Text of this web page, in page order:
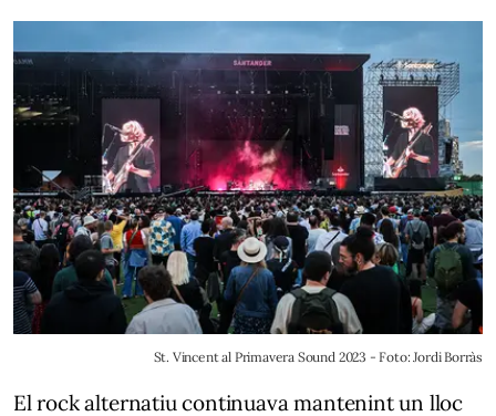
St. Vincent al Primavera Sound 2023 - Foto: Jordi Borràs
El rock alternatiu continuava mantenint un lloc